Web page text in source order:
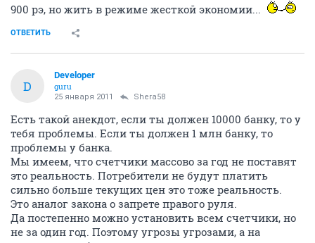
900 рэ, но жить в режиме жесткой экономии...
ОТВЕТИТЬ
D
Developer
guru
25 января 2011 Shera58
Есть такой анекдот, если ты должен 10000 банку, то у
тебя проблемы. Если ты должен 1 млн банку, то
проблемы у банка.
Мы имеем, что счетчики массово за год не поставят
это реальность. Потребители не будут платить
сильно больше текущих цен это тоже реальность.
Это аналог закона о запрете правого руля.
Да постепенно можно установить всем счетчики, но
не за один год. Поэтому угрозы угрозами, а на